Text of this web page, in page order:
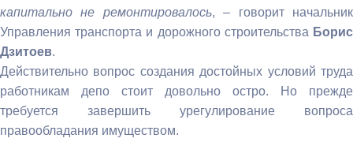
капитально не ремонтировалось, – говорит начальник
Управления транспорта и дорожного строительства Борис
Дзитоев.
Действительно вопрос создания достойных условий труда
работникам депо стоит довольно остро. Но прежде
требуется завершить урегулирование вопроса
правообладания имуществом.